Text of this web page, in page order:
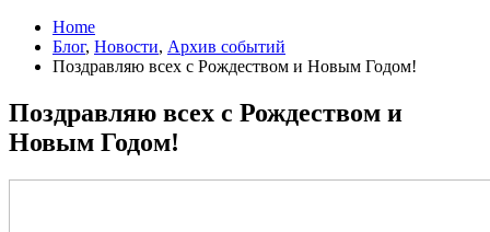
Home
Блог, Новости, Архив событий
Поздравляю всех с Рождеством и Новым Годом!
Поздравляю всех с Рождеством и
Новым Годом!